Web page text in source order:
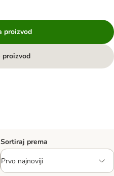
proizvod
Sortiraj prema